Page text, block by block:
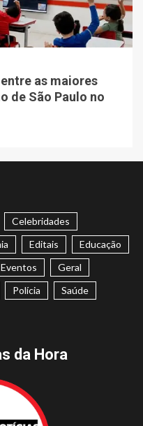
as maiores
de São Paulo no
Celebridades
Editais
Educação
Eventos
Geral
Polícia
Saúde
da Hora